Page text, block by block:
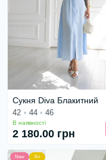
Сукня Diva Блакитний
42 44 46
В наявності
2 180.00 грн
New Хіт